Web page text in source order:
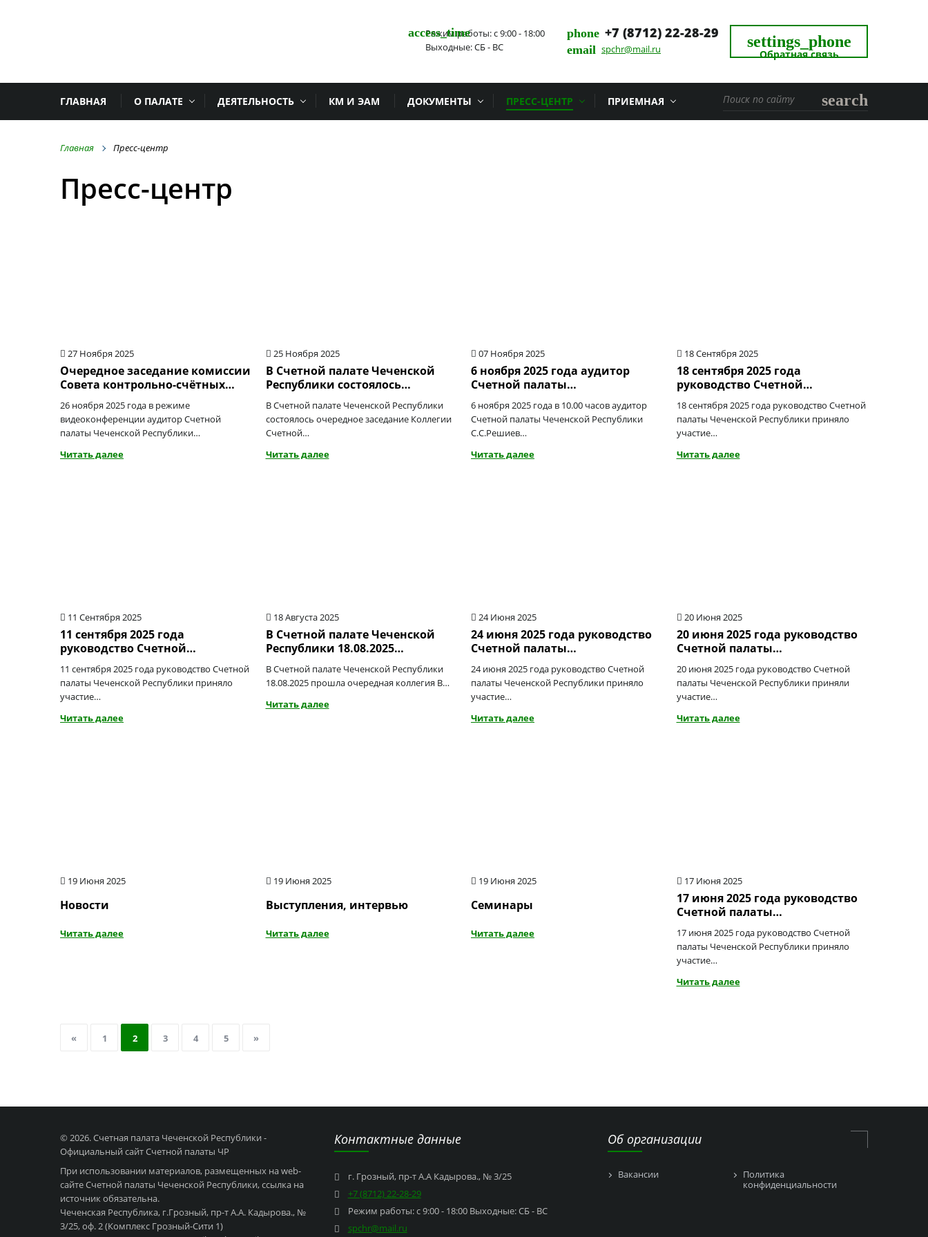
settings_phone
Обратная связь
access_time
Режим работы: с 9:00 - 18:00
Выходные: СБ - ВС
phone +7 (8712) 22-28-29
email spchr@mail.ru
ГЛАВНАЯ О ПАЛАТЕ ДЕЯТЕЛЬНОСТЬ КМ И ЭАМ ДОКУМЕНТЫ ПРЕСС-ЦЕНТР ПРИЕМНАЯ search
Главная Пресс-центр
Пресс-центр
27 Ноября 2025
Очередное заседание комиссии
Совета контрольно-счётных…
26 ноября 2025 года в режиме
видеоконференции аудитор Счетной
палаты Чеченской Республики…
Читать далее
25 Ноября 2025
В Счетной палате Чеченской
Республики состоялось…
В Счетной палате Чеченской Республики
состоялось очередное заседание Коллегии
Счетной…
Читать далее
07 Ноября 2025
6 ноября 2025 года аудитор
Счетной палаты…
6 ноября 2025 года в 10.00 часов аудитор
Счетной палаты Чеченской Республики
С.С.Решиев…
Читать далее
18 Сентября 2025
18 сентября 2025 года
руководство Счетной…
18 сентября 2025 года руководство Счетной
палаты Чеченской Республики приняло
участие…
Читать далее
11 Сентября 2025
11 сентября 2025 года
руководство Счетной…
11 сентября 2025 года руководство Счетной
палаты Чеченской Республики приняло
участие…
Читать далее
18 Августа 2025
В Счетной палате Чеченской
Республики 18.08.2025…
В Счетной палате Чеченской Республики
18.08.2025 прошла очередная коллегия В…
Читать далее
24 Июня 2025
24 июня 2025 года руководство
Счетной палаты…
24 июня 2025 года руководство Счетной
палаты Чеченской Республики приняло
участие…
Читать далее
20 Июня 2025
20 июня 2025 года руководство
Счетной палаты…
20 июня 2025 года руководство Счетной
палаты Чеченской Республики приняли
участие…
Читать далее
19 Июня 2025
Новости
Читать далее
19 Июня 2025
Выступления, интервью
Читать далее
19 Июня 2025
Семинары
Читать далее
17 Июня 2025
17 июня 2025 года руководство
Счетной палаты…
17 июня 2025 года руководство Счетной
палаты Чеченской Республики приняло
участие…
Читать далее
« 1 2 3 4 5 »
© 2026. Счетная палата Чеченской Республики -
Официальный сайт Счетной палаты ЧР
При использовании материалов, размещенных на web-
сайте Счетной палаты Чеченской Республики, ссылка на
источник обязательна.
Чеченская Республика, г.Грозный, пр-т А.А. Кадырова., №
3/25, оф. 2 (Комплекс Грозный-Сити 1)
Контактные данные
г. Грозный, пр-т А.А Кадырова., № 3/25
+7 (8712) 22-28-29
Режим работы: с 9:00 - 18:00 Выходные: СБ - ВС
spchr@mail.ru
Об организации
Вакансии
Политика
конфиденциальности